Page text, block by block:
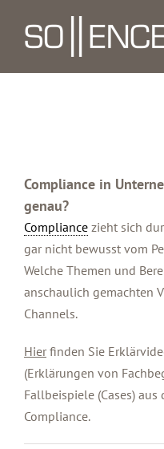
Inhalt
springen
Compliance in
genau?
Compliance zieht sich
gar nicht bewusst vom
Welche Themen und
anschaulich gemachten
Channels.
Hier finden Sie
(Erklärungen von
Fallbeispiele (Cases)
Compliance.